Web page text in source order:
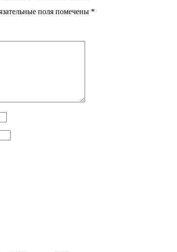
поля помечены *